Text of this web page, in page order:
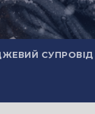
СУПРОВІД